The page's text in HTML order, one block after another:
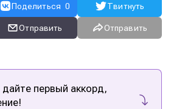
Поделиться 0 Твитнуть
Отправить Отправить
первый аккорд,